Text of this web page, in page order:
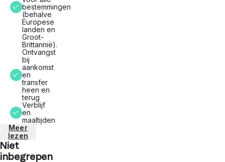
bestemmingen
(behalve
Europese
landen en
Groot-
Brittannië).
Ontvangst
bij
aankomst
en
transfer
heen en
terug
Verblijf
en
maaltijden
Meer
lezen
Niet
inbegrepen